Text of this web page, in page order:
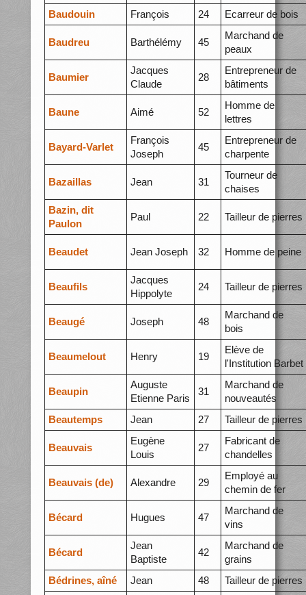
Baudouin
François 24 Ecarreur de bois
Baudreu Barthélémy 45
Marchand de
peaux
Baumier
Jacques
Claude
28
Entrepreneur de
bâtiments
Baune Aimé 52
Homme de
lettres
Bayard-Varlet
François
Joseph
45
Entrepreneur de
charpente
Bazaillas Jean 31
Tourneur de
chaises
Bazin, dit
Paulon
Paul 22 Tailleur de pierres
Beaudet Jean Joseph 32 Homme de peine
Beaufils
Jacques
Hippolyte
24 Tailleur de pierres
Beaugé Joseph 48
Marchand de
bois
Beaumelout Henry 19
Elève de
l'Institution Barbet
Beaupin
Auguste
Etienne Paris
31
Marchand de
nouveautés
Beautemps
Jean 27 Tailleur de pierres
Beauvais
Eugène
Louis
27
Fabricant de
chandelles
Beauvais (de) Alexandre 29
Employé au
chemin de fer
Bécard Hugues 47
Marchand de
vins
Bécard
Jean
Baptiste
42
Marchand de
grains
Bédrines, aîné
Jean 48 Tailleur de pierres